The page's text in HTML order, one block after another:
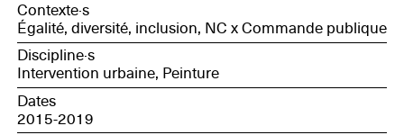
Contexte·s
Égalité, diversité, inclusion, NC x Commande publique
Discipline·s
Intervention urbaine, Peinture
Dates
2015-2019